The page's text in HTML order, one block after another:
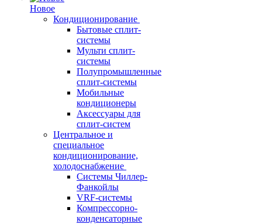
Новое
Кондиционирование
Бытовые сплит-
системы
Мульти сплит-
системы
Полупромышленные
сплит-системы
Мобильные
кондиционеры
Аксессуары для
сплит-систем
Центральное и
специальное
кондиционирование,
холодоснабжение
Системы Чиллер-
Фанкойлы
VRF-системы
Компрессорно-
конденсаторные